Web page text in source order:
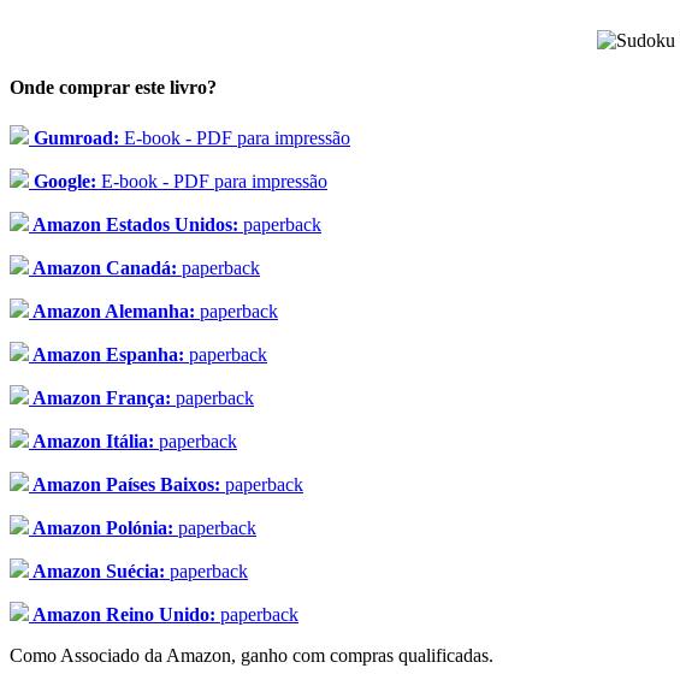
Onde comprar este livro?
Gumroad: E-book - PDF para impressão
Google: E-book - PDF para impressão
Amazon Estados Unidos: paperback
Amazon Canadá: paperback
Amazon Alemanha: paperback
Amazon Espanha: paperback
Amazon França: paperback
Amazon Itália: paperback
Amazon Países Baixos: paperback
Amazon Polónia: paperback
Amazon Suécia: paperback
Amazon Reino Unido: paperback
Como Associado da Amazon, ganho com compras qualificadas.